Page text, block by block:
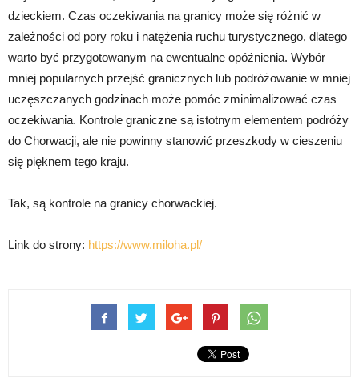
dzieckiem. Czas oczekiwania na granicy może się różnić w
zależności od pory roku i natężenia ruchu turystycznego, dlatego
warto być przygotowanym na ewentualne opóźnienia. Wybór
mniej popularnych przejść granicznych lub podróżowanie w mniej
uczęszczanych godzinach może pomóc zminimalizować czas
oczekiwania. Kontrole graniczne są istotnym elementem podróży
do Chorwacji, ale nie powinny stanowić przeszkody w cieszeniu
się pięknem tego kraju.
Tak, są kontrole na granicy chorwackiej.
Link do strony: https://www.miloha.pl/